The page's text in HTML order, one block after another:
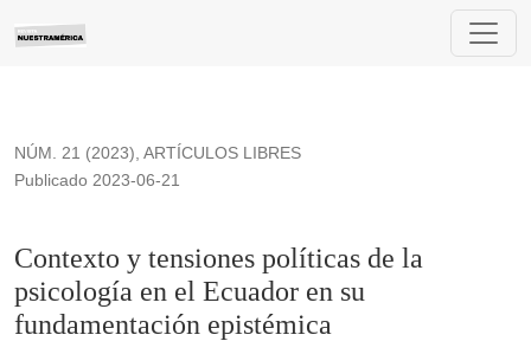
Contexto y tensiones políticas de la psicología en el
NÚM. 21 (2023), ARTÍCULOS LIBRES
Contexto y tensiones políticas de la
psicología en el Ecuador en su
fundamentación epistémica
Publicado 2023-06-21